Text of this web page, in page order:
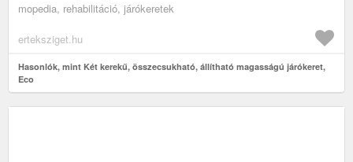
mopedia, rehabilitáció, járókeretek
erteksziget.hu
Hasonlók, mint Két kerekű, összecsukható, állítható magasságú járókeret,
Eco